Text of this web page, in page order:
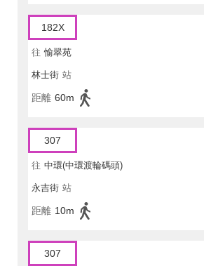
182X
往 愉翠苑
林士街 站
距離 60m
307
往 中環(中環渡輪碼頭)
永吉街 站
距離 10m
307